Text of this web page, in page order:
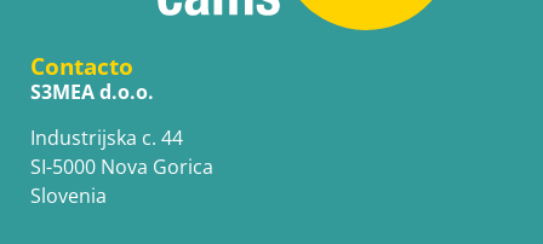
Contacto
S3MEA d.o.o.
Industrijska c. 44
SI-5000 Nova Gorica
Slovenia